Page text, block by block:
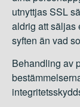
utnyttjas SSL
aldrig att säljas
syften än vad
Behandling av